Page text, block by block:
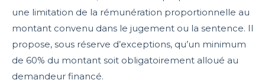
une limitation de la rémunération proportionnelle au
montant convenu dans le jugement ou la sentence. Il
propose, sous réserve d’exceptions, qu’un minimum
de 60% du montant soit obligatoirement alloué au
demandeur financé.